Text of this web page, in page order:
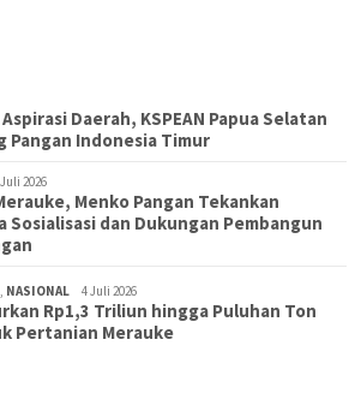
Daerah, KSPEAN Papua Selatan
Pangan Indonesia Timur
2026
Menko Pangan Tekankan
Sosialisasi dan Dukungan Pembangun
, NASIONAL 4 Juli 2026
Rp1,3 Triliun hingga Puluhan Ton
Pertanian Merauke